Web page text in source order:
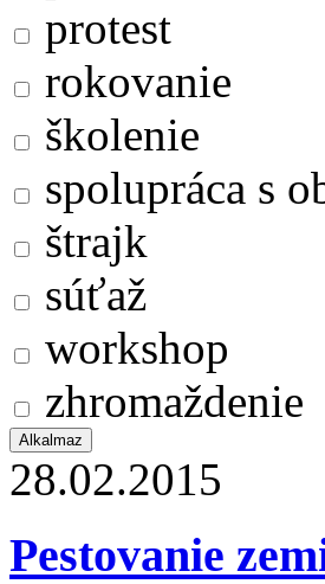
protest
rokovanie
školenie
spolupráca s
štrajk
súťaž
workshop
zhromaždenie
28.02.2015
Pestovanie